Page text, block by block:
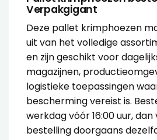
Verpakgigant
Deze pallet krimphoezen
uit van het volledige
en zijn geschikt voor
magazijnen,
logistieke toepassingen
bescherming vereist is.
werkdag vóór 16:00 uur,
bestelling doorgaans